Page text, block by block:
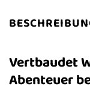
Vertbaudet
Abenteuer